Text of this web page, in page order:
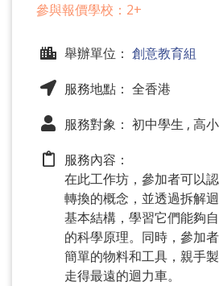
參與報價學校：2+
舉辦單位： 創意教育組
服務地點： 全香港
服務對象： 初中學生 , 高
服務內容：
在此工作坊，參加者可以
轉換的概念，並透過拆解
基本結構，學習它們能夠
的科學原理。同時，參加
簡單的物料和工具，親手
走得最遠的迴力車。